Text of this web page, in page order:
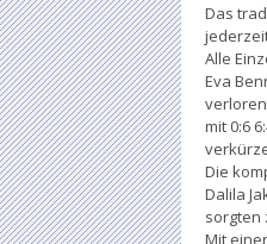
Das
Alle
Eva
mit 0:6
Die
Dalila
sorgten
Mit